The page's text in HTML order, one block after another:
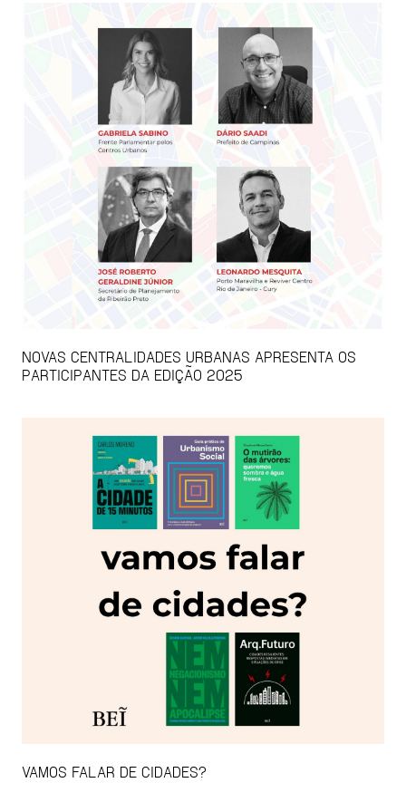
NOVAS CENTRALIDADES URBANAS APRESENTA OS
PARTICIPANTES DA EDIÇÃO 2025
VAMOS FALAR DE CIDADES?